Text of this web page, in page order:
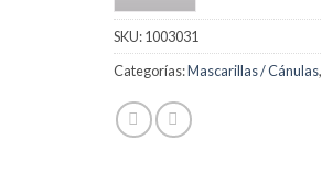
SKU:1003031
Categorías:Mascarillas / Cánulas,